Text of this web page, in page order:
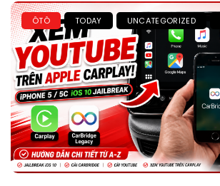
ÔTÔ TODAY UNCATEGORIZED